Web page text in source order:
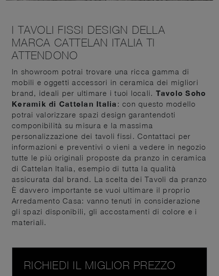
I TAVOLI FISSI DESIGN DELLA
MARCA CATTELAN ITALIA TI
ATTENDONO
In showroom potrai trovare una ricca gamma di
mobili e oggetti accessori in ceramica dei migliori
brand, ideali per ultimare i tuoi locali. Tavolo Soho
Keramik di Cattelan Italia : con questo modello
potrai valorizzare spazi design garantendoti
componibilità su misura e la massima
personalizzazione dei tavoli fissi. Contattaci per
informazioni e preventivi o vieni a vedere in negozio
tutte le più originali proposte da pranzo in ceramica
di Cattelan Italia, esempio di tutta la qualità
assicurata dal brand. La scelta dei Tavoli da pranzo
È davvero importante se vuoi ultimare il proprio
Arredamento Casa: vanno tenuti in considerazione
gli spazi disponibili, gli accostamenti di colore e i
materiali.
RICHIEDI IL MIGLIOR PREZZO